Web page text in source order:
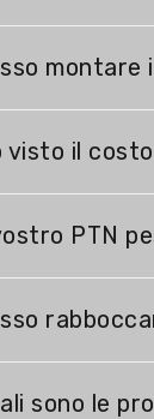
montare
visto il
PTN
sono le